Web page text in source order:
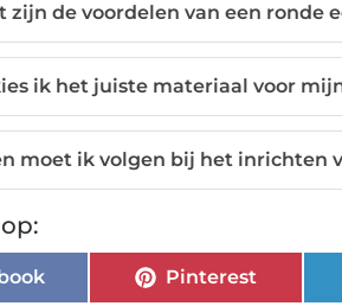
zijn de voordelen van een ronde
ik het juiste materiaal voor
moet ik volgen bij het inrichten
Pinterest